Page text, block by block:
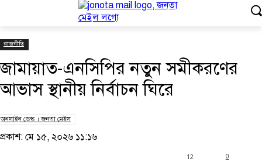
রাজনীতি
জামায়াত-এনসিপির নতুন সমীকরণের
আভাস স্থানীয় নির্বাচন ঘিরে
অনলাইন ডেস্ক । জনতা মেইল
প্রকাশ: মে ১৫, ২০২৬ ১১:১৬
0
12